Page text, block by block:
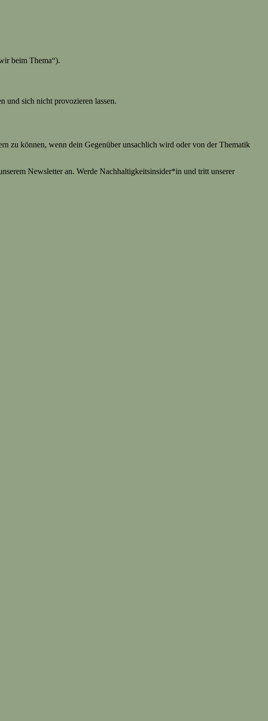
beim Thema“).
und sich nicht provozieren lassen.
zu können, wenn dein Gegenüber unsachlich wird oder von der Thematik
Newsletter an. Werde Nachhaltigkeitsinsider*in und tritt unserer